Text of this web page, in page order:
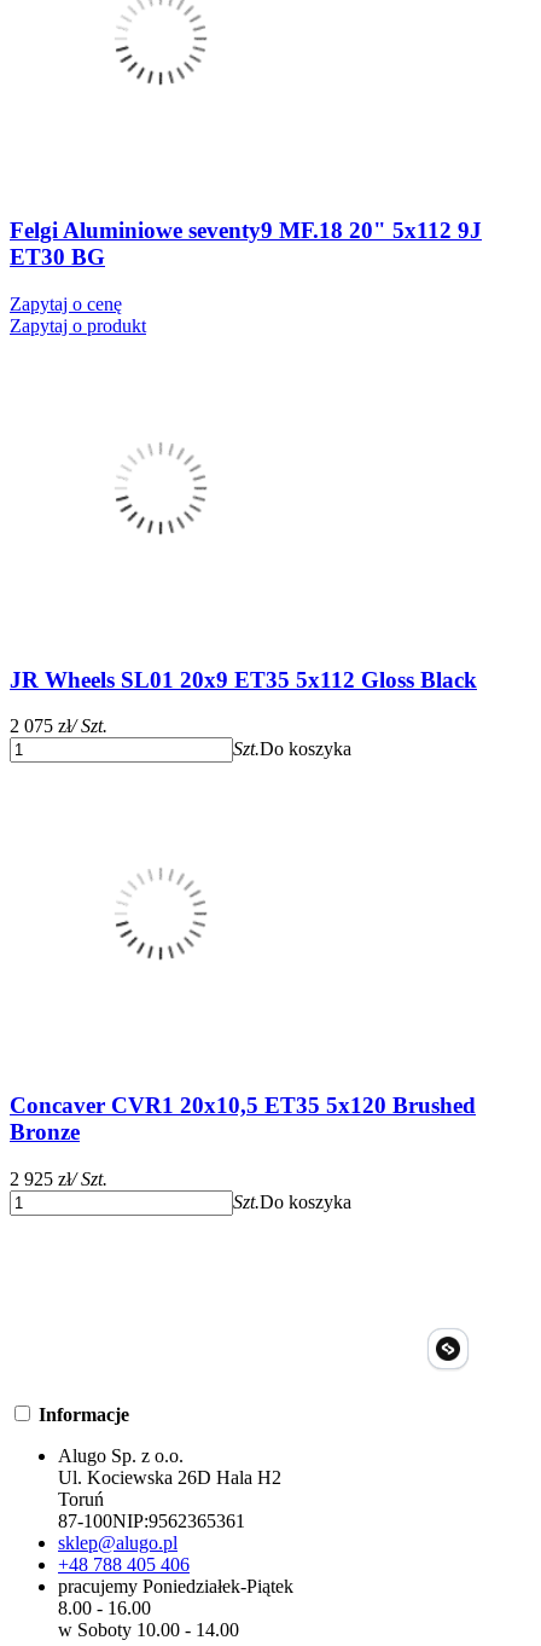
Felgi Aluminiowe seventy9 MF.18 20" 5x112 9J
ET30 BG
Zapytaj o cenę
Zapytaj o produkt
JR Wheels SL01 20x9 ET35 5x112 Gloss Black
2 075 zł/ Szt.
Szt.Do koszyka
Concaver CVR1 20x10,5 ET35 5x120 Brushed
Bronze
2 925 zł/ Szt.
Szt.Do koszyka
Informacje
Alugo Sp. z o.o.
Ul. Kociewska 26D Hala H2
Toruń
87-100NIP:9562365361
sklep@alugo.pl
+48 788 405 406
pracujemy Poniedziałek-Piątek
8.00 - 16.00
w Soboty 10.00 - 14.00